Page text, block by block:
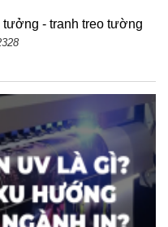
tưởng - tranh treo tường